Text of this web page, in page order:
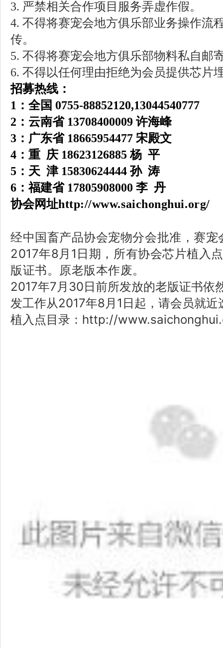
3. 严禁相关合作项目服务弄虚作假。
4. 不得将赛宠会地方俱乐部业务操作流
传。
5. 不得将赛宠会地方俱乐部物料私自邮
6. 不得以任何理由拒绝为会员提供芯片
招募热线：
1：全国 0755-88852120,13044540777
2：云南省 13708400009 许海峰
3：广东省 18665954477 宋殿文
4：重 庆 18623126885 杨 平
5：天 津 15830624444 孙 涛
6：福建省 17805908000 李 丹
协会网址http://www.saichonghui.org/
经中国畜产品协会宠物分会批准，赛
2017年8月1日期，所有协会芯片植入
版证书。原老版本作废。
2017年7月30日前所发放的老版证书依
发工作从2017年8月1日起，请会员就
植入点目录：http://